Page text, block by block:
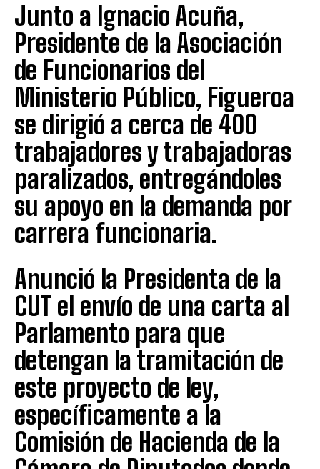
Junto a Ignacio Acuña,
Presidente de la Asociación
de Funcionarios del
Ministerio Público, Figueroa
se dirigió a cerca de 400
trabajadores y trabajadoras
paralizados, entregándoles
su apoyo en la demanda por
carrera funcionaria.
Anunció la Presidenta de la
CUT el envío de una carta al
Parlamento para que
detengan la tramitación de
este proyecto de ley,
específicamente a la
Comisión de Hacienda de la